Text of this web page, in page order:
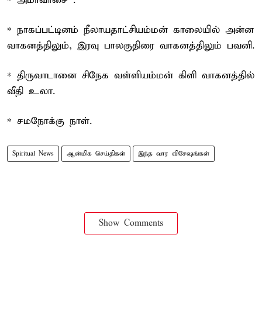
* நாகப்பட்டினம் நீலாயதாட்சியம்மன் காலையில் அன்ன
வாகனத்திலும், இரவு பாலகுதிரை வாகனத்திலும் பவனி.
* திருவாடானை சிநேக வள்ளியம்மன் கிளி வாகனத்தில்
வீதி உலா.
* சமநோக்கு நாள்.
Spiritual News ஆன்மிக செய்திகள் இந்த வார விசேஷங்கள்
Show Comments